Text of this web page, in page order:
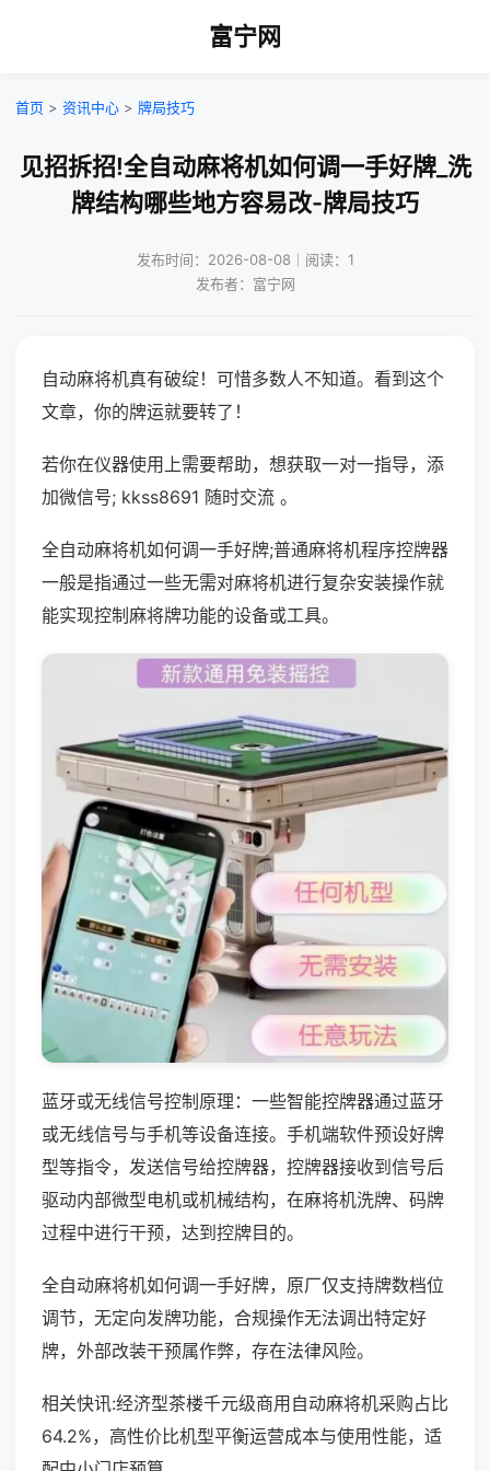
富宁网
首页 > 资讯中心 > 牌局技巧
见招拆招!全自动麻将机如何调一手好牌_洗
牌结构哪些地方容易改-牌局技巧
发布时间：2026-08-08｜阅读：1
发布者：富宁网
自动麻将机真有破绽！可惜多数人不知道。看到这个
文章，你的牌运就要转了！
若你在仪器使用上需要帮助，想获取一对一指导，添
加微信号; kkss8691 随时交流 。
全自动麻将机如何调一手好牌;普通麻将机程序控牌器
一般是指通过一些无需对麻将机进行复杂安装操作就
能实现控制麻将牌功能的设备或工具。
蓝牙或无线信号控制原理：一些智能控牌器通过蓝牙
或无线信号与手机等设备连接。手机端软件预设好牌
型等指令，发送信号给控牌器，控牌器接收到信号后
驱动内部微型电机或机械结构，在麻将机洗牌、码牌
过程中进行干预，达到控牌目的。
全自动麻将机如何调一手好牌，原厂仅支持牌数档位
调节，无定向发牌功能，合规操作无法调出特定好
牌，外部改装干预属作弊，存在法律风险。
相关快讯:经济型茶楼千元级商用自动麻将机采购占比
64.2%，高性价比机型平衡运营成本与使用性能，适